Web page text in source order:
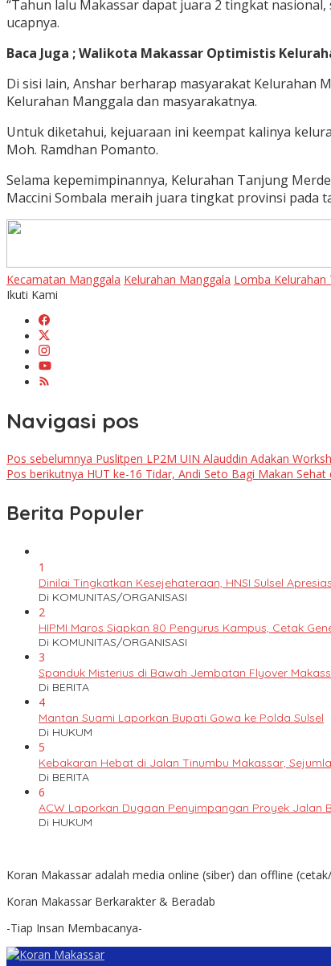
“Tahun lalu Makassar dapat juara 2 tingkat
ucapnya.
Baca Juga ; Walikota Makassar Optimistis
Di sisi lain, Anshar berharap masyarakat Kelurahan
Kelurahan Manggala dan masyarakatnya.
Untuk diketahui, kejuaraan ini keempat kalinya
Moh. Ramdhan Pomanto.
Selama kepemimpinannya, Kelurahan Tanjung
Maccini Sombala meraih juara tingkat provinsi pada
Kecamatan Manggala Kelurahan Manggala Lomba Kelurahan
Ikuti Kami
Navigasi pos
Pos sebelumnya Puslitpen LP2M UIN Alauddin Adakan
Pos berikutnya HUT ke-16 Tidar, Andi Seto Bagi Makan
Berita Populer
1
Dinilai Tingkatkan Kesejehateraan, HNSI Sulsel
Di KOMUNITAS/ORGANISASI
2
HIPMI Maros Siapkan 80 Pengurus Kampus, Cetak
Di KOMUNITAS/ORGANISASI
3
Spanduk Misterius di Bawah Jembatan Flyover
Di BERITA
4
Mantan Suami Laporkan Bupati Gowa ke Polda Sulsel
Di HUKUM
5
Kebakaran Hebat di Jalan Tinumbu Makassar,
Di BERITA
6
ACW Laporkan Dugaan Penyimpangan Proyek Jalan
Di HUKUM
Koran Makassar adalah media online (siber) dan offline
Koran Makassar Berkarakter & Beradab
-Tiap Insan Membacanya-